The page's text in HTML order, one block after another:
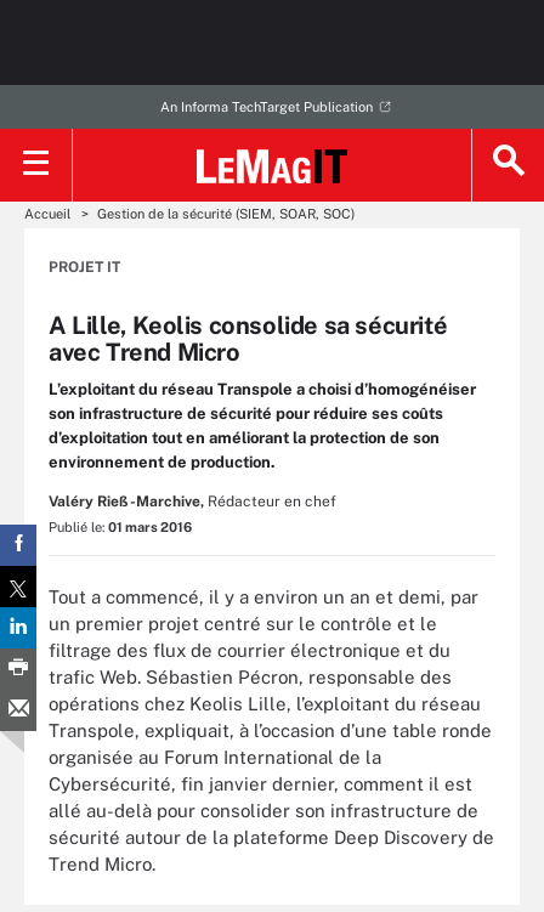
An Informa TechTarget Publication
Accueil Gestion de la sécurité (SIEM, SOAR, SOC)
PROJET IT
A Lille, Keolis consolide sa sécurité
avec Trend Micro
L’exploitant du réseau Transpole a choisi d’homogénéiser
son infrastructure de sécurité pour réduire ses coûts
d’exploitation tout en améliorant la protection de son
environnement de production.
Valéry Rieß-Marchive, Rédacteur en chef
Publié le: 01 mars 2016
Tout a commencé, il y a environ un an et demi, par
un premier projet centré sur le contrôle et le
filtrage des flux de courrier électronique et du
trafic Web. Sébastien Pécron, responsable des
opérations chez Keolis Lille, l’exploitant du réseau
Transpole, expliquait, à l’occasion d’une table ronde
organisée au Forum International de la
Cybersécurité, fin janvier dernier, comment il est
allé au-delà pour consolider son infrastructure de
sécurité autour de la plateforme Deep Discovery de
Trend Micro.